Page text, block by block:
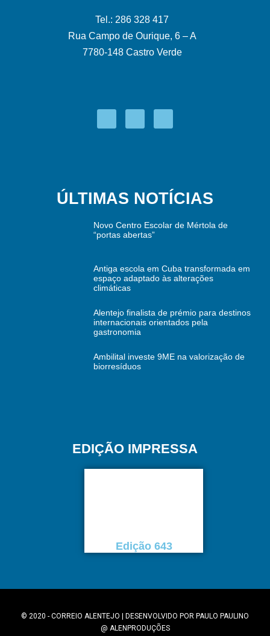
Tel.: 286 328 417
Rua Campo de Ourique, 6 – A
7780-148 Castro Verde
ÚLTIMAS NOTÍCIAS
Novo Centro Escolar de Mértola de
“portas abertas”
Antiga escola em Cuba transformada em
espaço adaptado às alterações
climáticas
Alentejo finalista de prémio para destinos
internacionais orientados pela
gastronomia
Ambilital investe 9ME na valorização de
biorresíduos
EDIÇÃO IMPRESSA
Edição 643
© 2020 - CORREIO ALENTEJO | DESENVOLVIDO POR PAULO PAULINO
@ ALENPRODUÇÕES